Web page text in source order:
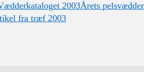
2003Årets
fra træf 2003